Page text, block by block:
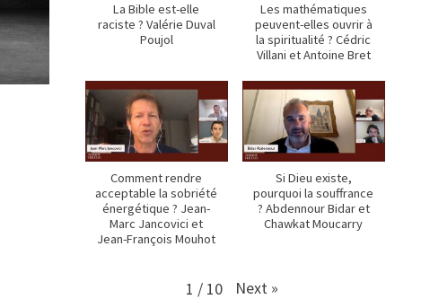
La Bible est-elle
raciste ? Valérie Duval
Poujol
Les mathématiques
peuvent-elles ouvrir à
la spiritualité ? Cédric
Villani et Antoine Bret
Comment rendre
acceptable la sobriété
énergétique ? Jean-
Marc Jancovici et
Jean-François Mouhot
Si Dieu existe,
pourquoi la souffrance
? Abdennour Bidar et
Chawkat Moucarry
1 / 10 Next »